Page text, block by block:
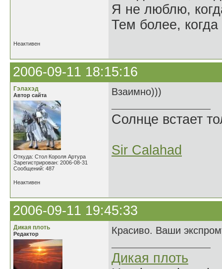
Я не люблю,
Тем более,
Неактивен
2006-09-11 18:15:16
Гэлахэд
Автор сайта
Откуда: Стол Короля Артура
Зарегистрирован: 2006-08-31
Сообщений: 487
Взаимно)))
Солнце встает
Sir Calahad
Неактивен
2006-09-11 19:45:33
Дикая плоть
Редактор Красиво. Ваши
Дикая плоть